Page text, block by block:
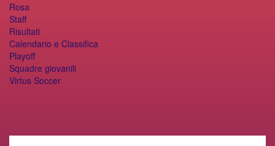
Rosa
Staff
Risultati
Calendario e Classifica
Playoff
Squadre giovanili
Virtus Soccer